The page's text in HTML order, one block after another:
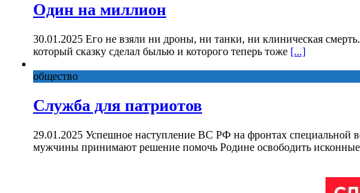
Один на миллион
30.01.2025 Его не взяли ни дроны, ни танки, ни клиническая
который сказку сделал былью и которого теперь тоже [...]
общество
Служба для патриотов
29.01.2025 Успешное наступление ВС РФ на фронтах
мужчины принимают решение помочь Родине освободить исконные